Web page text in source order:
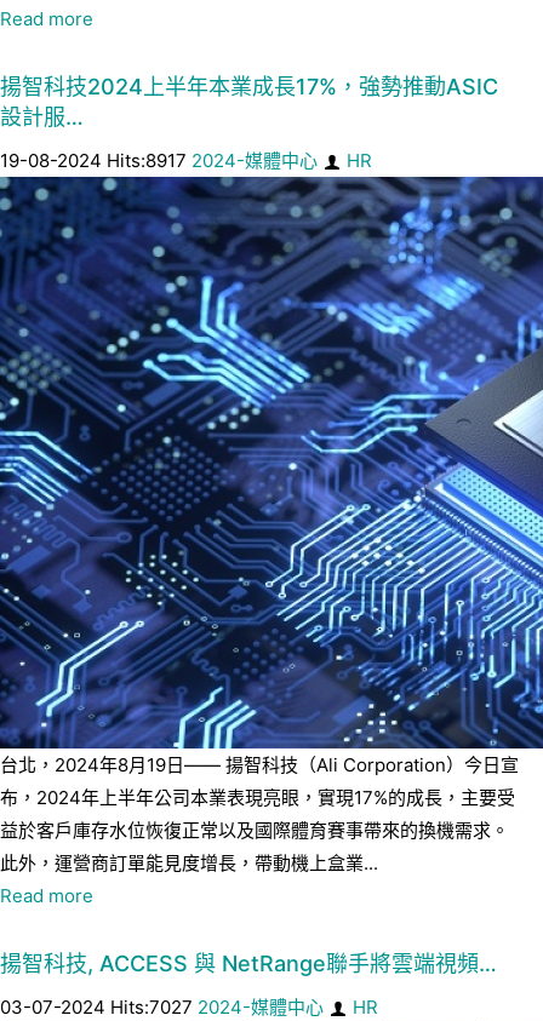
Read more
揚智科技2024上半年本業成長17%，強勢推動ASIC
設計服…
19-08-2024 Hits:8917 2024-媒體中心 HR
台北，2024年8月19日—— 揚智科技（Ali Corporation）今日宣
布，2024年上半年公司本業表現亮眼，實現17%的成長，主要受
益於客戶庫存水位恢復正常以及國際體育賽事帶來的換機需求。
此外，運營商訂單能見度增長，帶動機上盒業...
Read more
揚智科技, ACCESS 與 NetRange聯手將雲端視頻…
03-07-2024 Hits:7027 2024-媒體中心 HR